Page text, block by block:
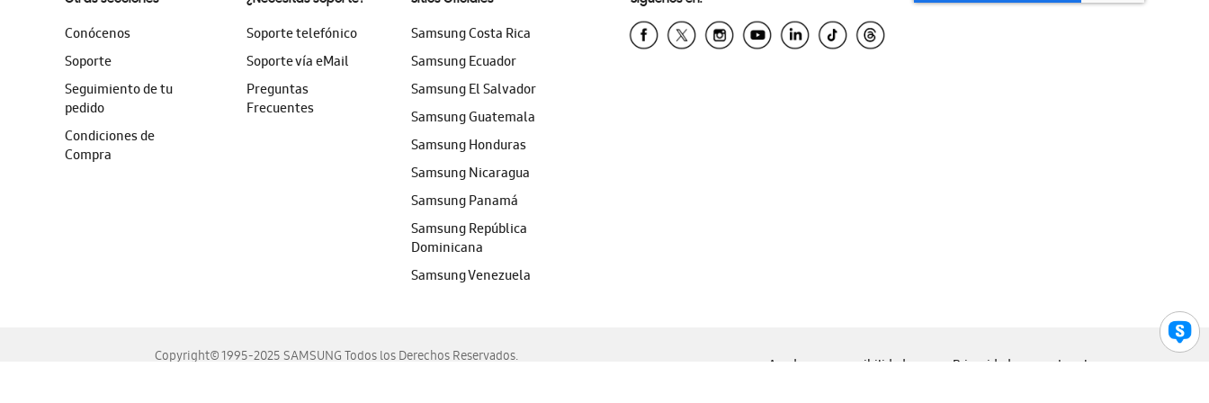
Conócenos
Soporte
Seguimiento de tu
pedido
Condiciones de
Compra
Soporte telefónico
Soporte vía eMail
Preguntas
Frecuentes
Samsung Costa Rica
Samsung Ecuador
Samsung El Salvador
Samsung Guatemala
Samsung Honduras
Samsung Nicaragua
Samsung Panamá
Samsung República
Dominicana
Samsung Venezuela
Copyright© 1995-2025 SAMSUNG Todos los Derechos Reservados.
Ayuda para accesibilidad Privacidad Legal